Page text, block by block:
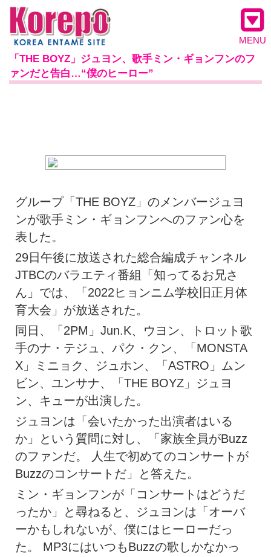
MENU
「THE BOYZ」ジュヨン、歌手ミン・ギョンフンのフ
ァンだと告白…“僕のヒーロー”
グループ「THE BOYZ」のメンバージュヨ
ンが歌手ミン・ギョンフンへのファン心を
表した。
29日午後に放送された総合編成チャンネル
JTBCのバラエティ番組「知ってるお兄さ
ん」では、「2022ヒョンニム学校旧正月体
育大会」が放送された。
同日、「2PM」Jun.K、ウヨン、トロット歌
手のナ・テジュ、パク・クン、「MONSTA
X」ミニョク、ジュホン、「ASTRO」ムン
ビン、ユンサナ、「THE BOYZ」ジュヨ
ン、キューが出演した。
ジュヨンは「会いたかった出演者はいる
か」という質問に対し、「家族全員がBuzz
のファンだ。 人生で初めてのコンサートが
Buzzのコンサートだ」と答えた。
ミン・ギョンフンが「コンサートはどうだ
ったか」と尋ねると、ジュヨンは「オーバ
ーかもしれないが、僕にはヒーローだっ
た。 MP3にはいつもBuzzの歌しかなかっ